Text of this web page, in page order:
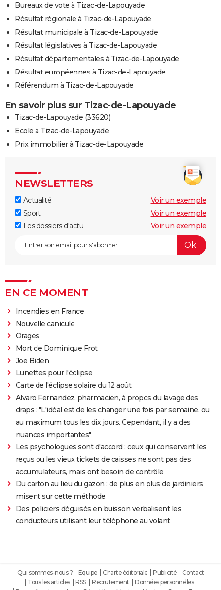
Bureaux de vote à Tizac-de-Lapouyade
Résultat régionale à Tizac-de-Lapouyade
Résultat municipale à Tizac-de-Lapouyade
Résultat législatives à Tizac-de-Lapouyade
Résultat départementales à Tizac-de-Lapouyade
Résultat européennes à Tizac-de-Lapouyade
Référendum à Tizac-de-Lapouyade
En savoir plus sur Tizac-de-Lapouyade
Tizac-de-Lapouyade (33620)
Ecole à Tizac-de-Lapouyade
Prix immobilier à Tizac-de-Lapouyade
NEWSLETTERS
Actualité
Voir un exemple
Sport
Voir un exemple
Les dossiers d'actu
Voir un exemple
EN CE MOMENT
Incendies en France
Nouvelle canicule
Orages
Mort de Dominique Frot
Joe Biden
Lunettes pour l'éclipse
Carte de l'éclipse solaire du 12 août
Alvaro Fernandez, pharmacien, à propos du lavage des
draps : "L'idéal est de les changer une fois par semaine, ou
au maximum tous les dix jours. Cependant, il y a des
nuances importantes"
Les psychologues sont d'accord : ceux qui conservent les
reçus ou les vieux tickets de caisses ne sont pas des
accumulateurs, mais ont besoin de contrôle
Du carton au lieu du gazon : de plus en plus de jardiniers
misent sur cette méthode
Des policiers déguisés en buisson verbalisent les
conducteurs utilisant leur téléphone au volant
Qui sommes-nous ? Equipe Charte éditoriale Publicité
Contact
Tous les articles
RSS Recrutement
Données personnelles